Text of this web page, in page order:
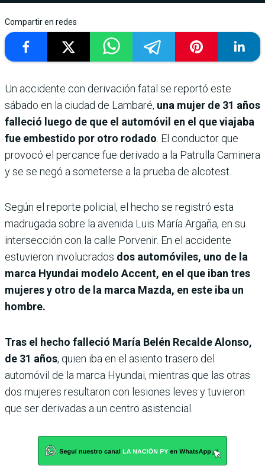
Compartir en redes
Un accidente con derivación fatal se reportó este
sábado en la ciudad de Lambaré, una mujer de 31 años
falleció luego de que el automóvil en el que viajaba
fue embestido por otro rodado . El conductor que
provocó el percance fue derivado a la Patrulla Caminera
y se se negó a someterse a la prueba de alcotest.
Según el reporte policial, el hecho se registró esta
madrugada sobre la avenida Luis María Argaña, en su
intersección con la calle Porvenir. En el accidente
estuvieron involucrados dos automóviles, uno de la
marca Hyundai modelo Accent, en el que iban tres
mujeres y otro de la marca Mazda, en este iba un
hombre.
Tras el hecho falleció María Belén Recalde Alonso,
de 31 años, quien iba en el asiento trasero del
automóvil de la marca Hyundai, mientras que las otras
dos mujeres resultaron con lesiones leves y tuvieron
que ser derivadas a un centro asistencial.